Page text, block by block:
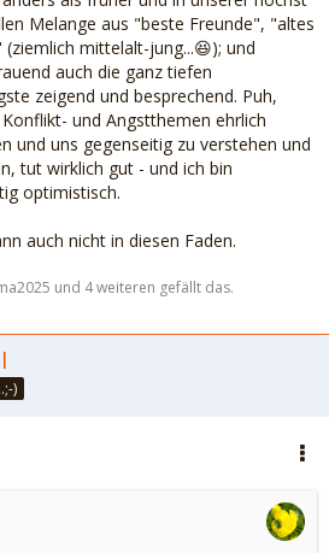
Melange aus "beste Freunde", "altes
mittelalt-jung...😆); und
auch die ganz tiefen
zeigend und besprechend. Puh,
und Angstthemen ehrlich
und uns gegenseitig zu verstehen und
tut wirklich gut - und ich bin
optimistisch.
auch nicht in diesen Faden.
und 4 weiteren gefällt das.
)